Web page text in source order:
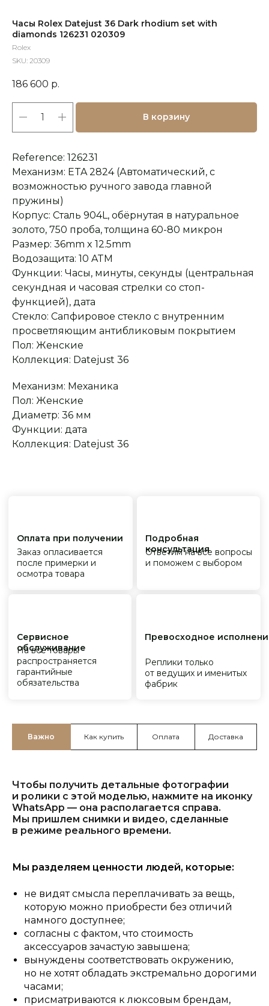
Часы Rolex Datejust 36 Dark rhodium set with
diamonds 126231 020309
Rolex
SKU: 20309
186 600 р.
В корзину
Reference: 126231
Механизм: ETA 2824 (Автоматический, с
возможностью ручного завода главной
пружины)
Корпус: Сталь 904L, обёрнутая в натуральное
золото, 750 проба, толщина 60-80 микрон
Размер: 36mm x 12.5mm
Водозащита: 10 ATM
Функции: Часы, минуты, секунды (центральная
секундная и часовая стрелки со стоп-
функцией), дата
Стекло: Сапфировое стекло с внутренним
просветляющим антибликовым покрытием
Пол: Женские
Коллекция: Datejust 36
Механизм: Механика
Пол: Женские
Диаметр: 36 мм
Функции: дата
Коллекция: Datejust 36
Оплата при получении
Заказ опласивается
осмотра товара
консультация
Ответим на все вопросы
и поможем с выбором
обслуживание
На все товары
распространяется
гарантийные
обязательства
Важно Как купить Оплата Доставка
Чтобы получить детальные фотографии
и ролики с этой моделью, нажмите на иконку
WhatsApp — она располагается справа.
Мы пришлем снимки и видео, сделанные
в режиме реального времени.
Мы разделяем ценности людей, которые:
не видят смысла переплачивать за вещь,
которую можно приобрести без отличий
намного доступнее;
согласны с фактом, что стоимость
аксессуаров зачастую завышена;
вынуждены соответствовать окружению,
но не хотят обладать экстремально дорогими
часами;
присматриваются к люксовым брендам,